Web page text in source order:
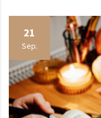
21
Sep.